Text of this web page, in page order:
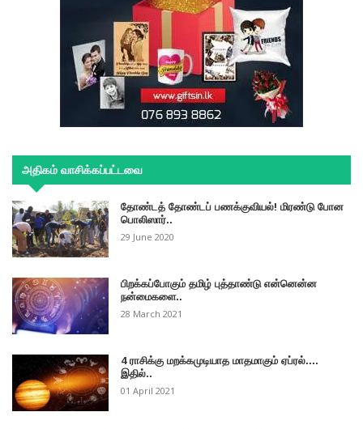
அதிகம் வாசிக்கப்பட்டவை
தோண்டத் தோண்டப் பணக்குவியல்! மிரண்டு போன
பொலிஸார்..
29 June 2020
பிறக்கப்போகும் தமிழ் புத்தாண்டு என்னென்ன
நன்மைகளை..
28 March 2021
4 ராசிக்கு மறக்கமுடியாத மாதமாகும் ஏப்ரல்....
இதில்..
01 April 2021